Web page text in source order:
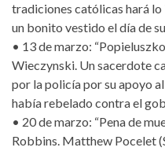
tradiciones católicas hará
un bonito vestido el día de
• 13 de marzo:
Wieczynski. Un sacerdote
por la policía por su apoyo
había rebelado contra el
• 20 de marzo: “Pena de
Robbins. Matthew Pocelet